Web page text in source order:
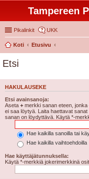
Tampereen
Pikalinkit UKK
Koti Etusivu
Etsi
HAKULAUSEKE
Etsi avainsanoja:
Aseta + merkki sanan eteen,
ei saa löytyä. Laita haettavat
sanan on löydyttävä. Käytä *-
Hae kaikilla sanoilla tai
Hae kaikilla vaihtoehdoilla
Hae käyttäjätunnuksella:
Käytä *-merkkiä jokerimerkkinä